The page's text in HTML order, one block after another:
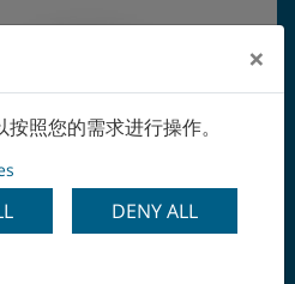
×
照您的需求进行操作。
DENY ALL